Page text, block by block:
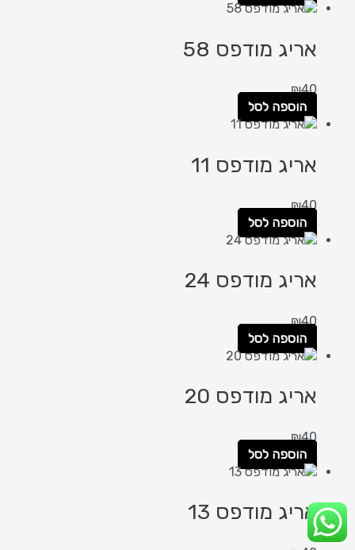
אריג מודפס 58
₪40
הוספה לסל
אריג מודפס 11
₪40
הוספה לסל
אריג מודפס 24
₪40
הוספה לסל
אריג מודפס 20
₪40
הוספה לסל
אריג מודפס 13